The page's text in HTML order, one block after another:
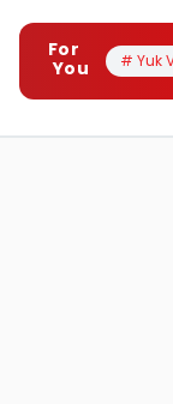
For
You
# Yuk